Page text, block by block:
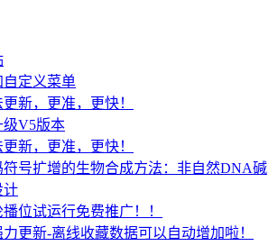
定义菜单
新，更准，更快！
级V5版本
新，更准，更快！
号扩增的生物合成方法：非自然DNA碱
计
位试运行免费推广！！
更新-离线收藏数据可以自动增加啦！